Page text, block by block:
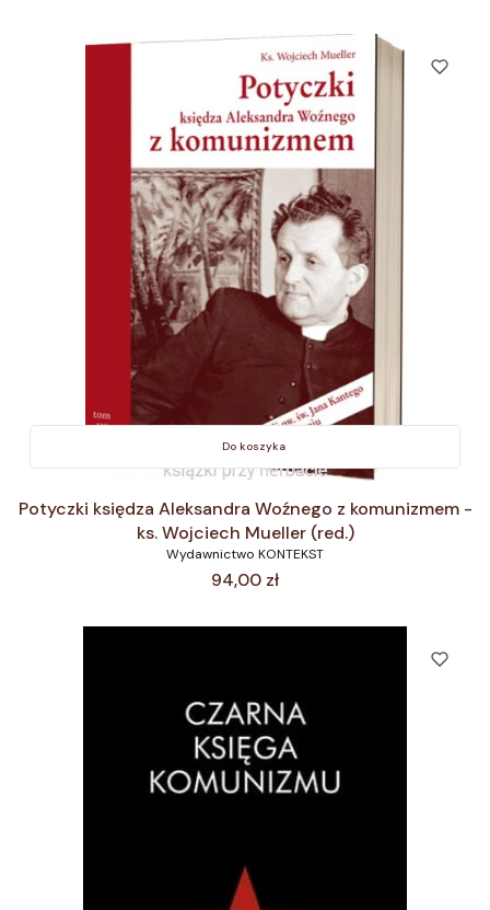
Do koszyka
Potyczki księdza Aleksandra Woźnego z komunizmem -
ks. Wojciech Mueller (red.)
Wydawnictwo KONTEKST
Cena
94,00 zł